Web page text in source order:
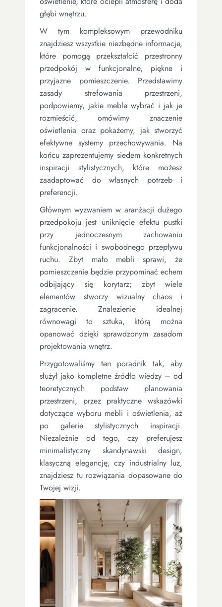
głębi wnętrzu.
W tym kompleksowym przewodniku
znajdziesz wszystkie niezbędne informacje,
które pomogą przekształcić przestronny
przedpokój w funkcjonalne, piękne i
przyjazne pomieszczenie. Przedstawimy
zasady strefowania przestrzeni,
podpowiemy, jakie meble wybrać i jak je
rozmieścić, omówimy znaczenie
oświetlenia oraz pokażemy, jak stworzyć
efektywne systemy przechowywania. Na
końcu zaprezentujemy siedem konkretnych
inspiracji stylistycznych, które możesz
zaadaptować do własnych potrzeb i
preferencji.
Głównym wyzwaniem w aranżacji dużego
przedpokoju jest uniknięcie efektu pustki
przy jednoczesnym zachowaniu
funkcjonalności i swobodnego przepływu
ruchu. Zbyt mało mebli sprawi, że
pomieszczenie będzie przypominać echem
odbijający się korytarz; zbyt wiele
elementów stworzy wizualny chaos i
zagracenie. Znalezienie idealnej
równowagi to sztuka, którą można
opanować dzięki sprawdzonym zasadom
projektowania wnętrz.
Przygotowaliśmy ten poradnik tak, aby
służył jako kompletne źródło wiedzy – od
teoretycznych podstaw planowania
przestrzeni, przez praktyczne wskazówki
dotyczące wyboru mebli i oświetlenia, aż
po galerie stylistycznych inspiracji.
Niezależnie od tego, czy preferujesz
minimalistyczny skandynawski design,
klasyczną elegancję, czy industrialny luz,
znajdziesz tu rozwiązania dopasowane do
Twojej wizji.